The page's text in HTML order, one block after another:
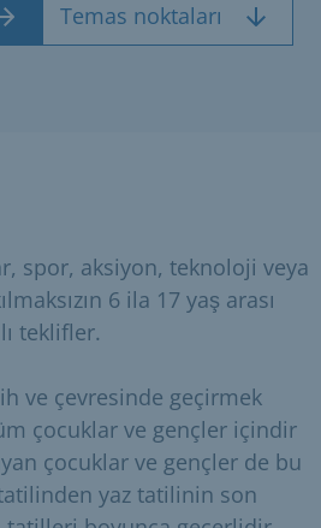
Temas noktaları
spor, aksiyon, teknoloji veya
6 ila 17 yaş arası
teklifler.
ve çevresinde geçirmek
çocuklar ve gençler içindir
çocuklar ve gençler de bu
yaz tatilinin son